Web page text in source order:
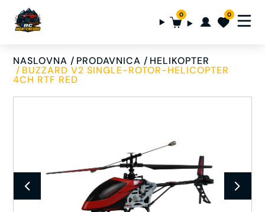
0 0
NASLOVNA PRODAVNICA HELIKOPTER
BUZZARD V2 SINGLE-ROTOR-HELICOPTER
4CH RTF RED